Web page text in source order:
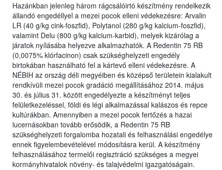
Hazánkban jelenleg három rágcsálóirtó készítmény rendelkezik
állandó engedéllyel a mezei pocok elleni védekezésre: Arvalin
LR (40 g/kg cink-foszfid), Polytanol (280 g/kg kalcium-foszfid),
valamint Delu (800 g/kg kalcium-karbid), melyek kizárólag a
járatok nyílásába helyezve alkalmazhatók. A Redentin 75 RB
(0,0075% klórfacinon) csak szükséghelyzeti engedély
birtokában használható fel a kártevő elleni védekezésre. A
NÉBIH az ország déli megyéiben és középső területein kialakult
rendkívüli mezei pocok gradáció megállításához 2014. május
30. és július 31. között engedélyezte a készítményt teljes
felületkezeléssel, földi és légi alkalmazással kalászos és repce
kultúrákban. Amennyiben a mezei pocok fertőzés a hazai
lucernásokban tovább erősödik, a Redentin 75 RB
szükséghelyzeti forgalomba hozatali és felhasználási engedélye
ennek figyelembevételével módosításra kerül. A készítmény
felhasználásához termelői regisztráció szükséges a megyei
kormányhivatalok növény- és talajvédelmi igazgatóságain.